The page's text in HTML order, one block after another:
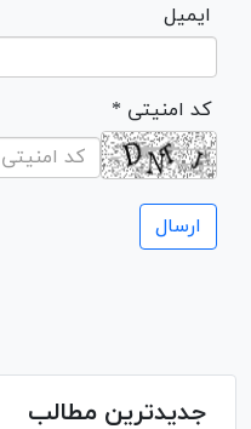
ایمیل
* کد امنیتی
جدیدترین مطالب